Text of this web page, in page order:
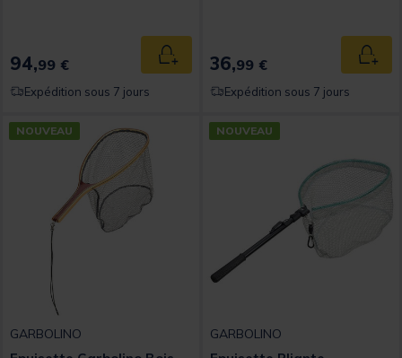
94,99 € Ajouter au panier
Expédition sous 7 jours
36,99 €
Expédition sous 7 jours
NOUVEAU
GARBOLINO
NOUVEAU
GARBOLINO